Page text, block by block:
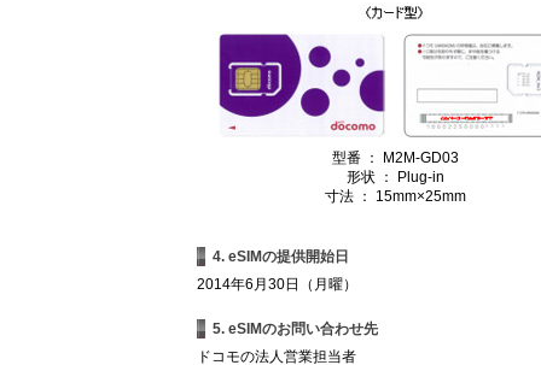
型番 ： M2M-GD03
形状 ： Plug-in
寸法 ： 15mm×25mm
4. eSIMの提供開始日
2014年6月30日（月曜）
5. eSIMのお問い合わせ先
ドコモの法人営業担当者